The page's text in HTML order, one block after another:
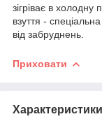
зігріває в
взуття -
від забруднень.
Приховати
Характеристики